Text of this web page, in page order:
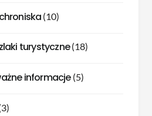
(10)
turystyczne(18)
informacje(5)